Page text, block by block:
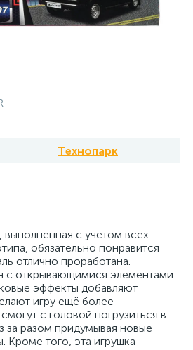
Технопарк
с учётом всех
обязательно понравится
отлично проработана.
с открывающимися элементами
эффекты добавляют
игру ещё более
с головой погрузиться в
за разом придумывая новые
Кроме того, эта игрушка